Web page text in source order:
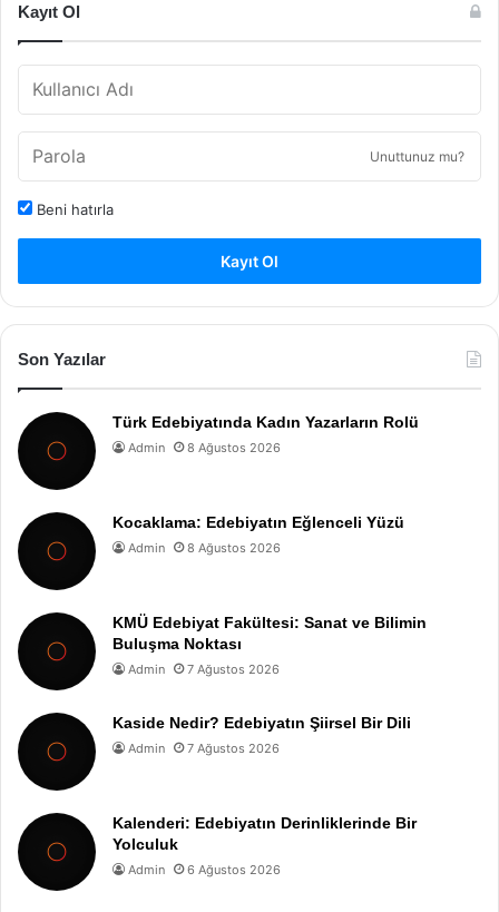
Kayıt Ol
Unuttunuz mu?
Beni hatırla
Kayıt Ol
Son Yazılar
Türk Edebiyatında Kadın Yazarların Rolü
Admin 8 Ağustos 2026
Kocaklama: Edebiyatın Eğlenceli Yüzü
Admin 8 Ağustos 2026
KMÜ Edebiyat Fakültesi: Sanat ve Bilimin
Buluşma Noktası
Admin 7 Ağustos 2026
Kaside Nedir? Edebiyatın Şiirsel Bir Dili
Admin 7 Ağustos 2026
Kalenderi: Edebiyatın Derinliklerinde Bir
Yolculuk
Admin 6 Ağustos 2026